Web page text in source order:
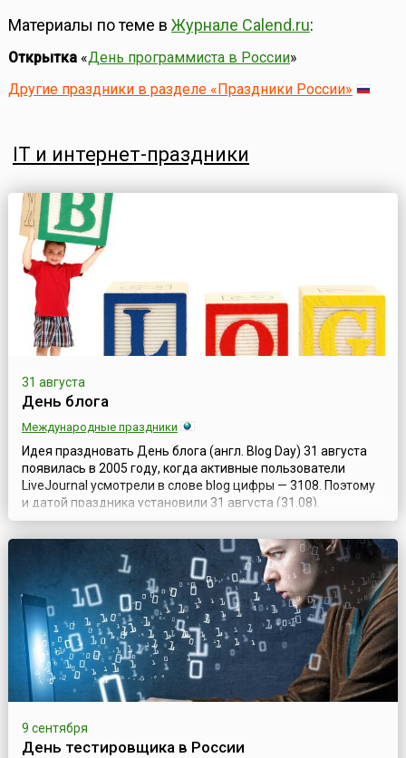
Материалы по теме в Журнале Calend.ru:
Открытка«День программиста в России»
Другие праздники в разделе «Праздники России»
IT и интернет-праздники
31 августа
День блога
Международные праздники
Идея праздновать День блога (англ. Blog Day) 31 августа
появилась в 2005 году, когда активные пользователи
LiveJournal усмотрели в слове blog цифры — 3108. Поэтому
и датой праздника установили 31 августа (31.08).
Инициаторы Дня блога призывают посвятить его
знакомству с товарищами из разных стран и с разными
интересами. Для этого предлагается написать короткие
рецензии о пяти разных блогах и 3...
9 сентября
День тестировщика в России